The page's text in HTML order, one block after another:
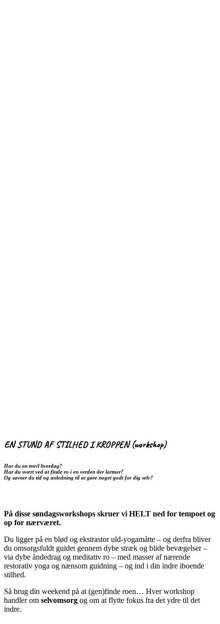
EN STUND AF STILHED I KROPPEN (workshop)
Har du en travl hverdag?
Har du svært ved at finde ro i en verden der larmer?
Og savner du tid og anledning til at gøre noget godt for dig selv?
På disse søndagsworkshops skruer vi HELT ned for tempoet og
op for nærværet.
Du ligger på en blød og ekstrastor uld-yogamåtte – og derfra bliver
du omsorgsfuldt guidet gennem dybe stræk og blide bevægelser –
via dybe åndedrag og meditativ ro – med masser af nærende
restorativ yoga og nænsom guidning – og ind i din indre iboende
stilhed.
Så brug din weekend på at (gen)finde roen… Hver workshop
handler om selvomsorg og om at flytte fokus fra det ydre til det
indre.